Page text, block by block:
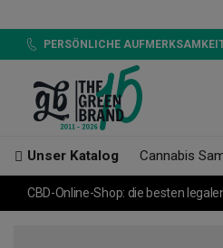
PERSÖNLICHE
Unser Katalog Cannabis
CBD-Online-Shop: die besten